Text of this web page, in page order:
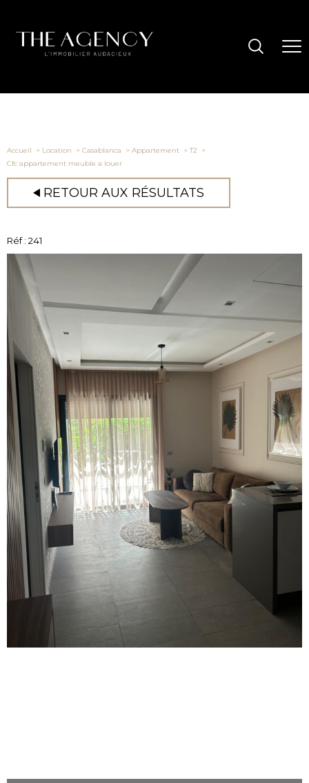
Accueil Location Casablanca Appartement
T2
Cfc appartement meuble a louer
RETOUR AUX RÉSULTATS
Réf : 241